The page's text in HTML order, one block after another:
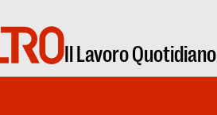
Il Lavoro Quotidiano